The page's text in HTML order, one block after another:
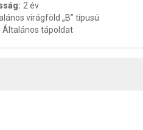
: 2 év
virágföld „B” típusú
Általános tápoldat